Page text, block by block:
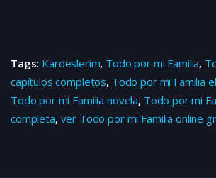
Tags: Kardeslerim, Todo por mi Familia,
capítulos completos, Todo por mi Familia
Todo por mi Familia novela, Todo por mi
completa, ver Todo por mi Familia online